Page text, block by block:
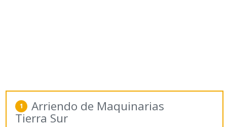
1 Arriendo de Maquinarias
Tierra Sur